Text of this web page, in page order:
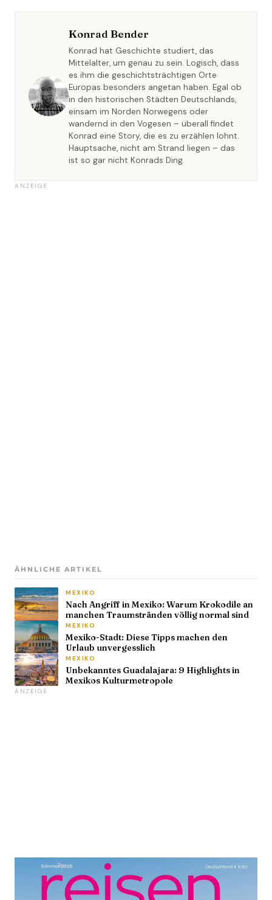
Konrad Bender
Konrad hat Geschichte studiert, das
Mittelalter, um genau zu sein. Logisch, dass
es ihm die geschichtsträchtigen Orte
Europas besonders angetan haben. Egal ob
in den historischen Städten Deutschlands,
einsam im Norden Norwegens oder
wandernd in den Vogesen – überall findet
Konrad eine Story, die es zu erzählen lohnt.
Hauptsache, nicht am Strand liegen – das
ist so gar nicht Konrads Ding.
ANZEIGE
ÄHNLICHE ARTIKEL
MEXIKO
Nach Angriff in Mexiko: Warum Krokodile an
manchen Traumstränden völlig normal sind
MEXIKO
Mexiko-Stadt: Diese Tipps machen den
Urlaub unvergesslich
MEXIKO
Unbekanntes Guadalajara: 9 Highlights in
Mexikos Kulturmetropole
ANZEIGE